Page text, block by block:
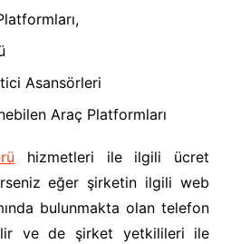
Asansörleri
Araç Platformları
hizmetleri ile ilgili ücret
eğer şirketin ilgili web
bulunmakta olan telefon
ve de şirket yetkilileri ile